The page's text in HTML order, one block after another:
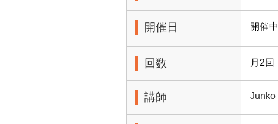
開催日 開催中
回数 月2回
講師 Junko